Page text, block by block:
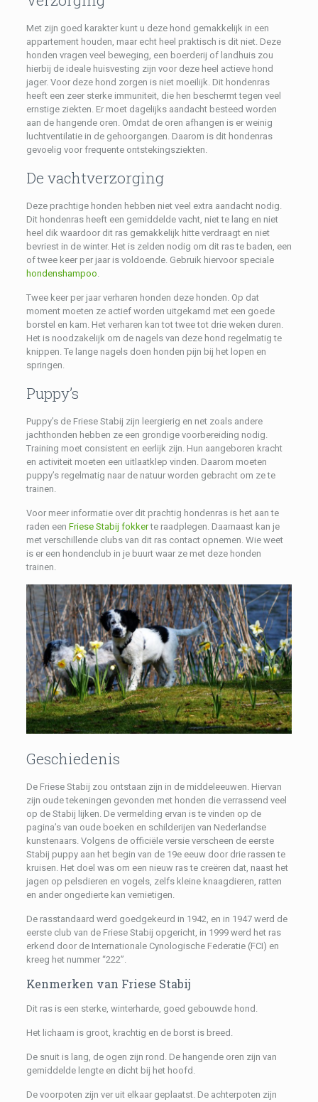
Met zijn goed karakter kunt u deze hond gemakkelijk in een
appartement houden, maar echt heel praktisch is dit niet. Deze
honden vragen veel beweging, een boerderij of landhuis zou
hierbij de ideale huisvesting zijn voor deze heel actieve hond
jager. Voor deze hond zorgen is niet moeilijk. Dit hondenras
heeft een zeer sterke immuniteit, die hen beschermt tegen veel
ernstige ziekten. Er moet dagelijks aandacht besteed worden
aan de hangende oren. Omdat de oren afhangen is er weinig
luchtventilatie in de gehoorgangen. Daarom is dit hondenras
gevoelig voor frequente ontstekingsziekten.
De vachtverzorging
Deze prachtige honden hebben niet veel extra aandacht nodig.
Dit hondenras heeft een gemiddelde vacht, niet te lang en niet
heel dik waardoor dit ras gemakkelijk hitte verdraagt ​​en niet
bevriest in de winter. Het is zelden nodig om dit ras te baden, een
of twee keer per jaar is voldoende. Gebruik hiervoor speciale
hondenshampoo
Twee keer per jaar verharen honden deze honden. Op dat
moment moeten ze actief worden uitgekamd met een goede
borstel en kam. Het verharen kan tot twee tot drie weken duren.
Het is noodzakelijk om de nagels van deze hond regelmatig te
knippen. Te lange nagels doen honden pijn bij het lopen en
springen.
Puppy’s
Puppy’s de Friese Stabij zijn leergierig en net zoals andere
jachthonden hebben ze een grondige voorbereiding nodig.
Training moet consistent en eerlijk zijn. Hun aangeboren kracht
en activiteit moeten een uitlaatklep vinden. Daarom moeten
puppy’s regelmatig naar de natuur worden gebracht om ze te
trainen.
Voor meer informatie over dit prachtig hondenras is het aan te
raden een Friese Stabij fokkerte raadplegen. Daarnaast kan je
met verschillende clubs van dit ras contact opnemen. Wie weet
is er een hondenclub in je buurt waar ze met deze honden
trainen.
Geschiedenis
De Friese Stabij zou ontstaan zijn in de middeleeuwen. Hiervan
zijn oude tekeningen gevonden met honden die verrassend veel
op de Stabij lijken. De vermelding ervan is te vinden op de
pagina’s van oude boeken en schilderijen van Nederlandse
kunstenaars. Volgens de officiële versie verscheen de eerste
Stabij puppy aan het begin van de 19e eeuw door drie rassen te
kruisen. Het doel was om een ​​nieuw ras te creëren dat, naast het
jagen op pelsdieren en vogels, zelfs kleine knaagdieren, ratten
en ander ongedierte kan vernietigen.
De rasstandaard werd goedgekeurd in 1942, en in 1947 werd de
eerste club van de Friese Stabij opgericht, in 1999 werd het ras
erkend door de Internationale Cynologische Federatie (FCI) en
kreeg het nummer “222”.
Kenmerken van Friese Stabij
Dit ras is een sterke, winterharde, goed gebouwde hond.
Het lichaam is groot, krachtig en de borst is breed.
De snuit is lang, de ogen zijn rond. De hangende oren zijn van
gemiddelde lengte en dicht bij het hoofd.
De voorpoten zijn ver uit elkaar geplaatst. De achterpoten zijn